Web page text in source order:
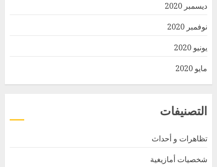
ديسمبر 2020
نوفمبر 2020
يونيو 2020
مايو 2020
التصنيفات
تظاهرات و أحداث
شخصيات أمازيغية